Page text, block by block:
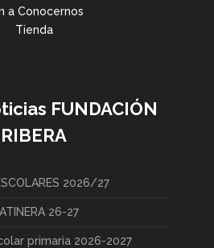
a Conocernos
Tienda
FUNDACIÓN
RIBERA
2026/27
26-27
primaria 2026-2027